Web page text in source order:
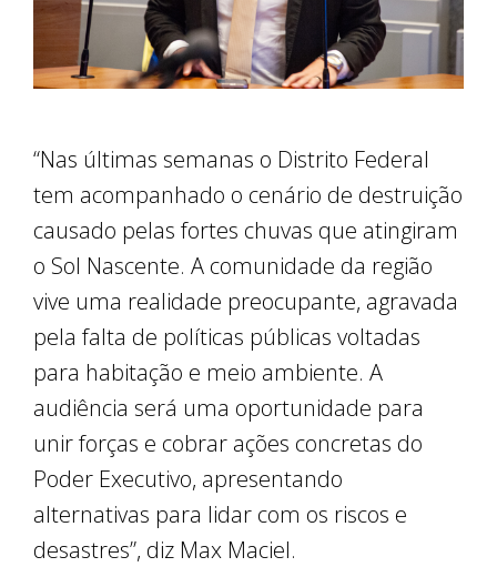
“Nas últimas semanas o Distrito Federal
tem acompanhado o cenário de destruição
causado pelas fortes chuvas que atingiram
o Sol Nascente. A comunidade da região
vive uma realidade preocupante, agravada
pela falta de políticas públicas voltadas
para habitação e meio ambiente. A
audiência será uma oportunidade para
unir forças e cobrar ações concretas do
Poder Executivo, apresentando
alternativas para lidar com os riscos e
desastres”, diz Max Maciel.